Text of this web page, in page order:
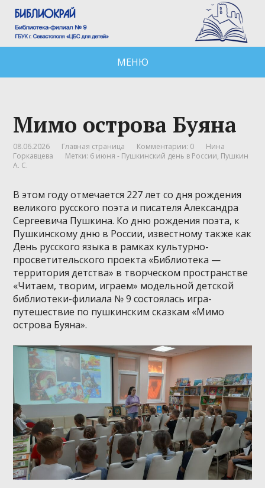
МЕНЮ
Мимо острова Буяна
08.06.2026 Главная страница Комментарии: 0
Нина
Горкавцева
Метки: 6 июня - Пушкинский день в России, Пушкин
А. С.
В этом году отмечается 227 лет со дня рождения
великого русского поэта и писателя Александра
Сергеевича Пушкина. Ко дню рождения поэта, к
Пушкинскому дню в России, известному также как
День русского языка в рамках культурно-
просветительского проекта «Библиотека —
территория детства» в творческом пространстве
«Читаем, творим, играем» модельной детской
библиотеки-филиала № 9 состоялась игра-
путешествие по пушкинским сказкам «Мимо
острова Буяна».